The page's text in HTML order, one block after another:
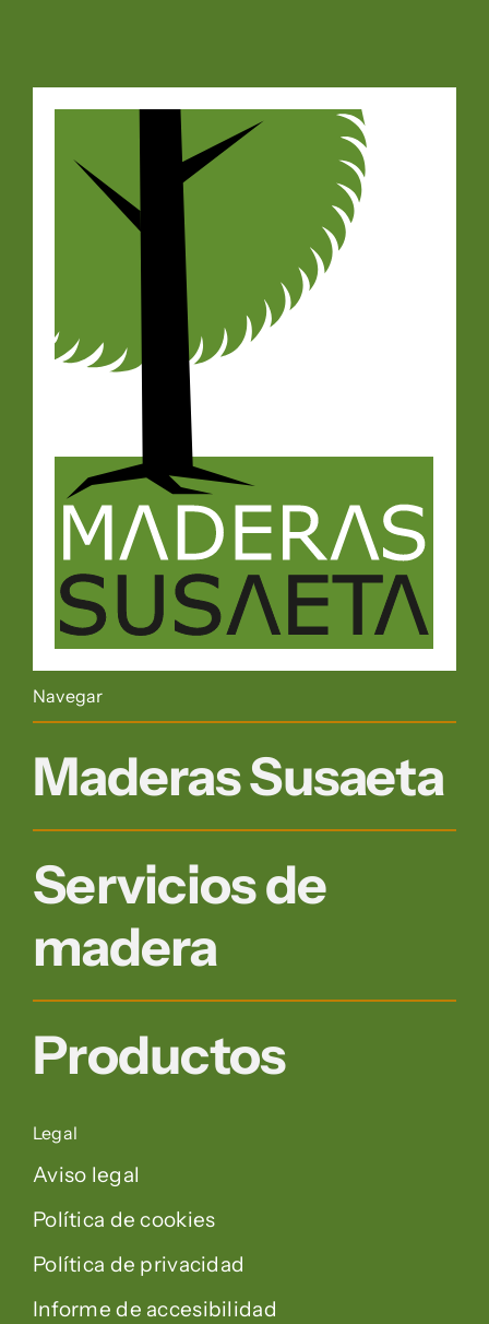
Navegar
Maderas Susaeta
Servicios de
madera
Productos
Legal
Aviso legal
Política de cookies
Política de privacidad
Informe de accesibilidad